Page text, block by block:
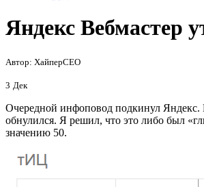
Яндекс Вебмастер
Автор: ХайперСЕО
3 Дек
Очередной инфоповод подкинул Яндекс.
обнулился. Я решил, что это либо был
значению 50.